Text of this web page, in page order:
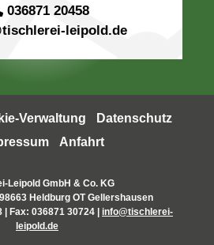
036871 20458
leipold.de
Verwaltung
Datenschutz
Anfahrt
Leipold GmbH & Co. KG
Heldburg OT Gellershausen
| Fax: 036871 30724 | info@tischlerei-
leipold.de